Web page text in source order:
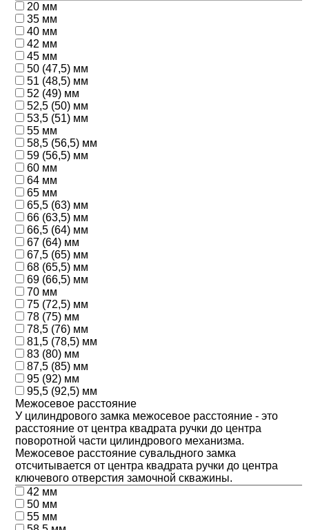
20 мм
35 мм
40 мм
42 мм
45 мм
50 (47,5) мм
51 (48,5) мм
52 (49) мм
52,5 (50) мм
53,5 (51) мм
55 мм
58,5 (56,5) мм
59 (56,5) мм
60 мм
64 мм
65 мм
65,5 (63) мм
66 (63,5) мм
66,5 (64) мм
67 (64) мм
67,5 (65) мм
68 (65,5) мм
69 (66,5) мм
70 мм
75 (72,5) мм
78 (75) мм
78,5 (76) мм
81,5 (78,5) мм
83 (80) мм
87,5 (85) мм
95 (92) мм
95,5 (92,5) мм
Межосевое расстояние
У цилиндрового замка межосевое расстояние - это
расстояние от центра квадрата ручки до центра
поворотной части цилиндрового механизма.
Межосевое расстояние сувальдного замка
отсчитывается от центра квадрата ручки до центра
ключевого отверстия замочной скважины.
42 мм
50 мм
55 мм